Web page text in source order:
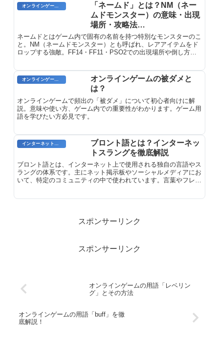
「ネームド」とは？NM（ネー
ムドモンスター）の意味・出現
場所・攻略法
【FF14/FF11/PSO2】
ネームドとはゲーム内で固有の名前を持つ特別なモンスターのこ
と。NM（ネームドモンスター）とも呼ばれ、レアアイテムをド
ロップする強敵。FF14・FF11・PSO2での出現場所や倒し方、
オンラインゲーム用語
オンラインゲームの被ダメと
は？
オンラインゲームで頻出の「被ダメ」について初心者向けに解
説。意味や使い方、ゲーム内での重要性がわかります。ゲーム用
語を学びたい方必見です。
ブロント語とは？インターネッ
トスラングを徹底解説
ブロント語とは、インターネット上で使用される独自の言語やス
ラングの体系です。主にネット掲示板やソーシャルメディアにお
いて、特定のコミュニティの中で使われています。言葉やフレー
スポンサーリンク
スポンサーリンク
オンラインゲームの用語「レベリン
グ」とその方法
オンラインゲームの用語「buff」を徹
底解説！